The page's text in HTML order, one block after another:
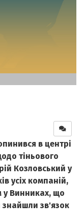
в центрі
тіньового
Козловський у
усіх компаній,
у Винниках, що
знайшли зв'язок